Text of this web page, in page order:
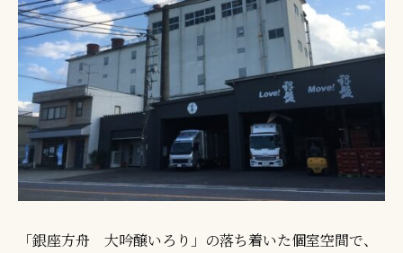
「銀座方舟 大吟醸いろり」の落ち着いた個室空間で、